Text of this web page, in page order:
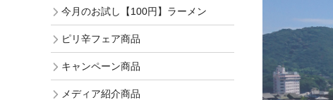
今月のお試し【100円】ラーメン
ピリ辛フェア商品
キャンペーン商品
メディア紹介商品